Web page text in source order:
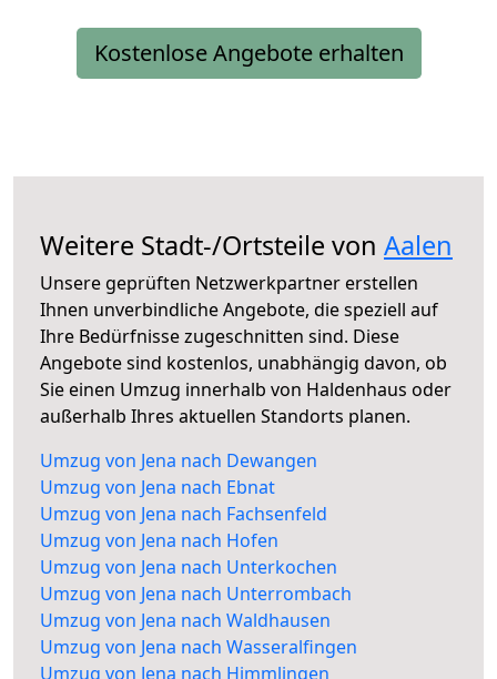
Kostenlose Angebote erhalten
Weitere Stadt-/Ortsteile von Aalen
Unsere geprüften Netzwerkpartner erstellen
Ihnen unverbindliche Angebote, die speziell auf
Ihre Bedürfnisse zugeschnitten sind. Diese
Angebote sind kostenlos, unabhängig davon, ob
Sie einen Umzug innerhalb von Haldenhaus oder
außerhalb Ihres aktuellen Standorts planen.
Umzug von Jena nach Dewangen
Umzug von Jena nach Ebnat
Umzug von Jena nach Fachsenfeld
Umzug von Jena nach Hofen
Umzug von Jena nach Unterkochen
Umzug von Jena nach Unterrombach
Umzug von Jena nach Waldhausen
Umzug von Jena nach Wasseralfingen
Umzug von Jena nach Himmlingen